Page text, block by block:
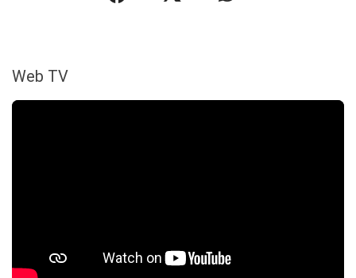
Web TV